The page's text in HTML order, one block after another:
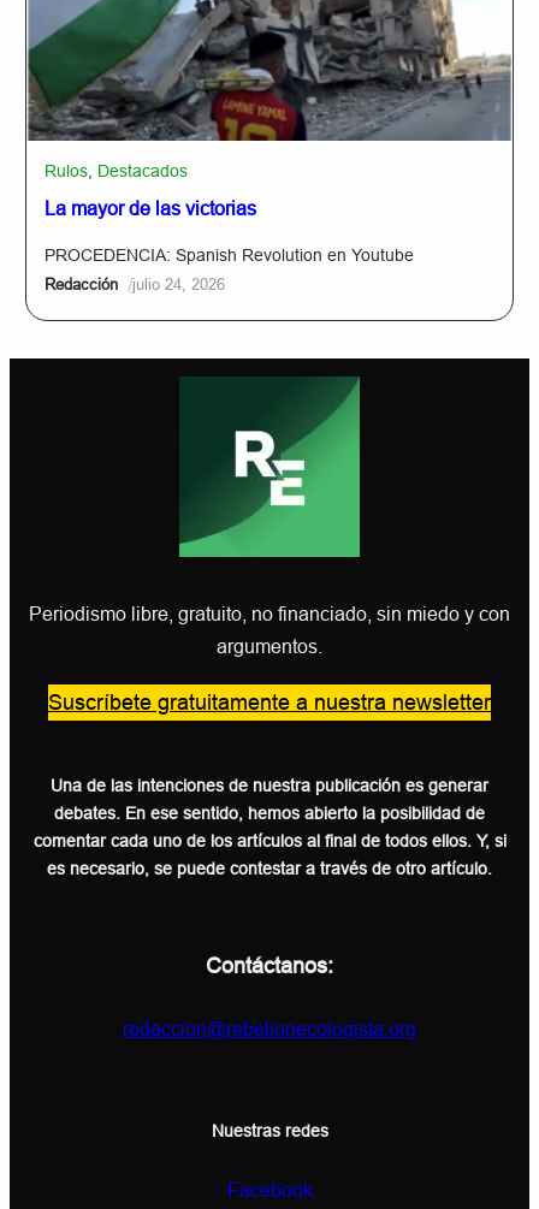
Rulos Destacados
La mayor de las victorias
PROCEDENCIA: Spanish Revolution en Youtube
Redacción /julio 24, 2026
Periodismo libre, gratuito, no financiado, sin miedo y con
argumentos.
Suscríbete gratuitamente a nuestra newsletter
Una de las intenciones de nuestra publicación es generar
debates. En ese sentido, hemos abierto la posibilidad de
comentar cada uno de los artículos al final de todos ellos. Y, si
es necesario, se puede contestar a través de otro artículo.
Contáctanos:
redaccion@rebelionecologista.org
Nuestras redes
Facebook